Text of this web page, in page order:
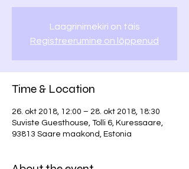
Laagrinimekiri on täis
Registreerumine on lõppenud
Time & Location
26. okt 2018, 12:00 – 28. okt 2018, 18:30
Suviste Guesthouse, Tolli 6, Kuressaare,
93813 Saare maakond, Estonia